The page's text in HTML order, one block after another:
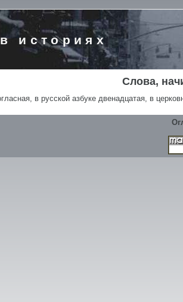
историях
Слова,
в русской азбуке двенадцатая, в